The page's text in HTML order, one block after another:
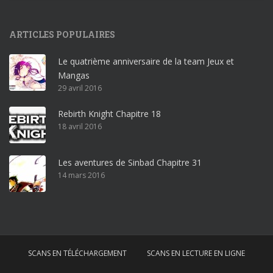
r
o
ff
i
c
e
3
r
d
ARTICLES POPULAIRES
Le quatrième anniversaire de la team Jeux et
Mangas
29 avril 2016
Rebirth Knight Chapitre 18
18 avril 2016
Les aventures de Sinbad Chapitre 31
14 mars 2016
SCANS EN TÉLÉCHARGEMENT SCANS EN LECTURE EN LIGNE